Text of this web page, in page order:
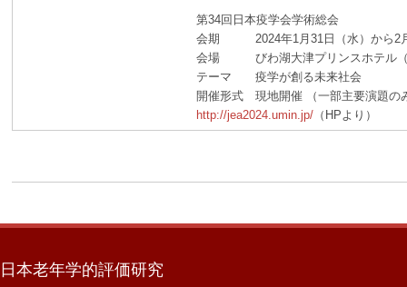
第34回日本疫学会学術総会
会期 2024年1月31日（水）から2月
会場 びわ湖大津プリンスホテル（
テーマ 疫学が創る未来社会
開催形式 現地開催 （一部主要演題の
http://jea2024.umin.jp/ （HPより）
日本老年学的評価研究